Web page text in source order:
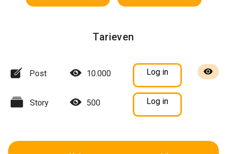
Tarieven
Post 10.000 Log in
Story 500 Log in